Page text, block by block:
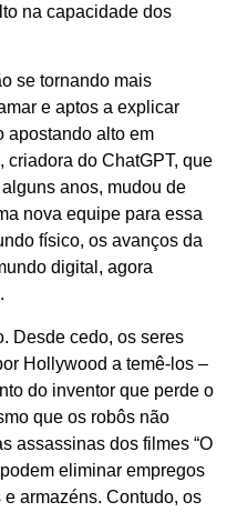
na capacidade dos
se tornando mais
e aptos a explicar
apostando alto em
criadora do ChatGPT, que
anos, mudou de
nova equipe para essa
físico, os avanços da
digital, agora
Desde cedo, os seres
Hollywood a temê-los –
do inventor que perde o
que os robôs não
assassinas dos filmes “O
eliminar empregos
armazéns. Contudo, os